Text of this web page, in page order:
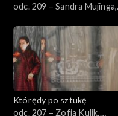
odc. 209 – Sandra Mujinga,
Którędy po sztukę
odc. 207 – Zofia Kulik,